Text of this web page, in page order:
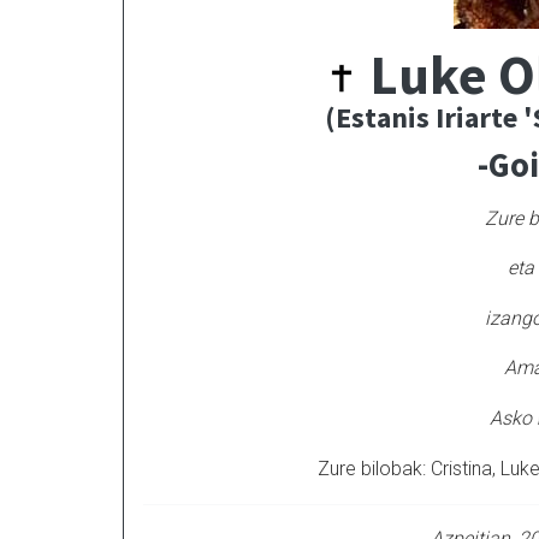
Luke
(Estanis Iriarte
-
Zure
Asko
Zure bilobak: Cristina,